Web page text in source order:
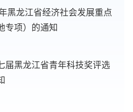
黑龙江省经济社会发展重点
专项）的通知
届黑龙江省青年科技奖评选